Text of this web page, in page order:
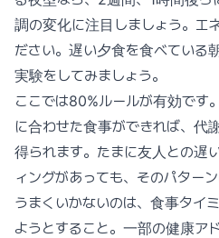
調の変化に注目しましょう。エ
ださい。遅い夕食を食べている
実験をしてみましょう。
ここでは80%ルールが有効です
に合わせた食事ができれば、代
得られます。たまに友人との遅
ィングがあっても、そのパターン
うまくいかないのは、食事タイ
ようとすること。一部の健康ア